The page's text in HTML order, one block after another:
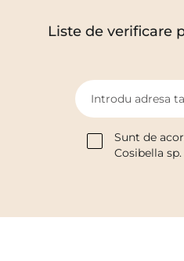
Liste de verificare
Introdu adresa
Sunt de
Cosibella